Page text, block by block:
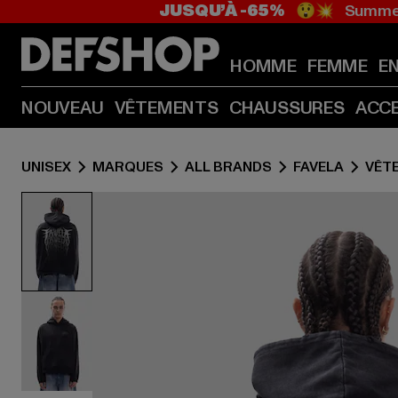
JUSQU’À -65% 😲💥
HOMME FEMME
NOUVEAU VÊTEMENTS CHAUSSURES
UNISEX MARQUES ALL BRANDS FAVELA